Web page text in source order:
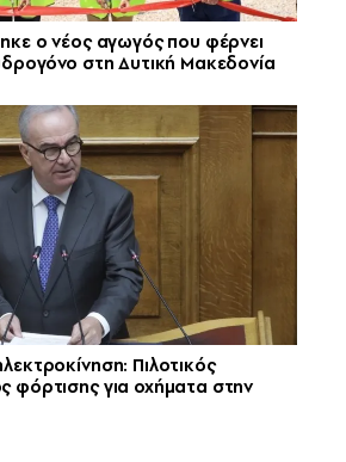
ο νέος αγωγός που φέρνει
στη Δυτική Μακεδονία
Πιλοτικός
φόρτισης για οχήματα στην